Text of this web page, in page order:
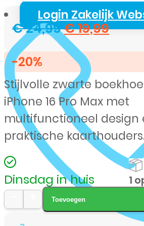
Login Zakelijk
€24,99
prijs
was:
€ 24,99.
€19,99
prijs
is:
€
-20%
Stijlvolle zwarte
iPhone 16 Pro Max met
multifunctioneel design
praktische kaarthouders.
Dinsdag in huis
Apple
Toevoegen
1